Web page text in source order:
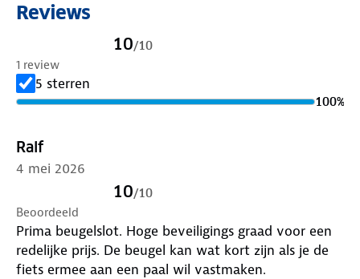
zonder onnodig zwaar te zijn. Ideaal voor dagelijks
gebruik, dankzij de combinatie van stevige
materiaalkeuze, verzekeringserkenning en
gebruiksgemak.
Reviews
10/10
1 review
5 sterren
100%
Ralf
4 mei 2026
10/10
Beoordeeld
Prima beugelslot. Hoge beveiligings graad voor een
redelijke prijs. De beugel kan wat kort zijn als je de
fiets ermee aan een paal wil vastmaken.